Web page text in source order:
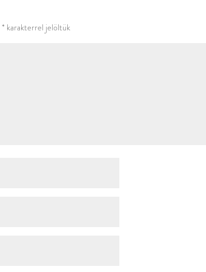
* karakterrel jelöltük